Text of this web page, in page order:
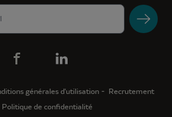
générales d'utilisation
Recrutement
Politique de confidentialité